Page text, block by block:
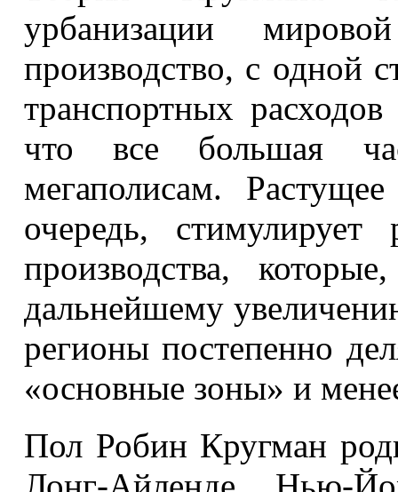
урбанизации
производство, с одной
транспортных
что все большая
мегаполисам.
очередь,
производства,
дальнейшему
регионы постепенно
«основные зоны» и
Пол Робин Кругман